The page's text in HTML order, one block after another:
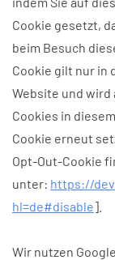
Cookie gesetzt,
beim Besuch
Cookie gilt nur in
Website und wird
Cookies in
Cookie erneut
Opt-Out-Cookie
unter: https://
hl=de#disable].
Wir nutzen